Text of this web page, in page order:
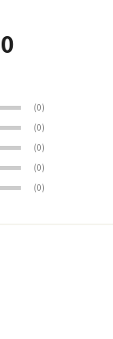
(0)
(0)
(0)
(0)
(0)